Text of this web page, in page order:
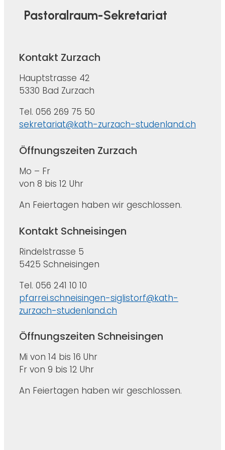
Pastoralraum-Sekretariat
Kontakt Zurzach
Hauptstrasse 42
5330 Bad Zurzach
Tel. 056 269 75 50
sekretariat@kath-zurzach-studenland.ch
Öffnungszeiten Zurzach
Mo – Fr
von 8 bis 12 Uhr
An Feiertagen haben wir geschlossen.
Kontakt Schneisingen
Rindelstrasse 5
5425 Schneisingen
Tel. 056 241 10 10
pfarrei.schneisingen-siglistorf@kath-
zurzach-studenland.ch
Öffnungszeiten Schneisingen
Mi von 14 bis 16 Uhr
Fr von 9 bis 12 Uhr
An Feiertagen haben wir geschlossen.